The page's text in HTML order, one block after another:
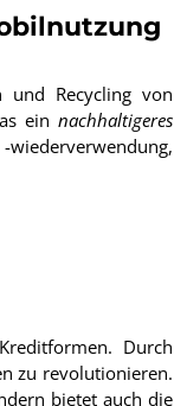
und Recycling von
ein nachhaltigeres
wiederverwendung,
Durch
zu revolutionieren.
bietet auch die